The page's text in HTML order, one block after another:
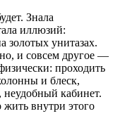
Знала
иллюзий:
золотых унитазах.
и совсем другое —
проходить
и блеск,
кабинет.
жить внутри этого